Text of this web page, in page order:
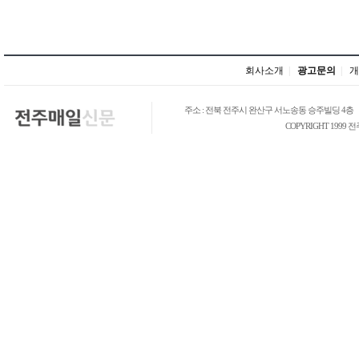
회사소개 광고문의
주소 : 전북 전주시 완산구 서노송동 승주빌딩 4층
COPYRIGHT 1999